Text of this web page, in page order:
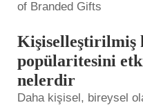
Kişiselleştirilmiş
popülaritesini
nelerdir
Daha kişisel, bireysel